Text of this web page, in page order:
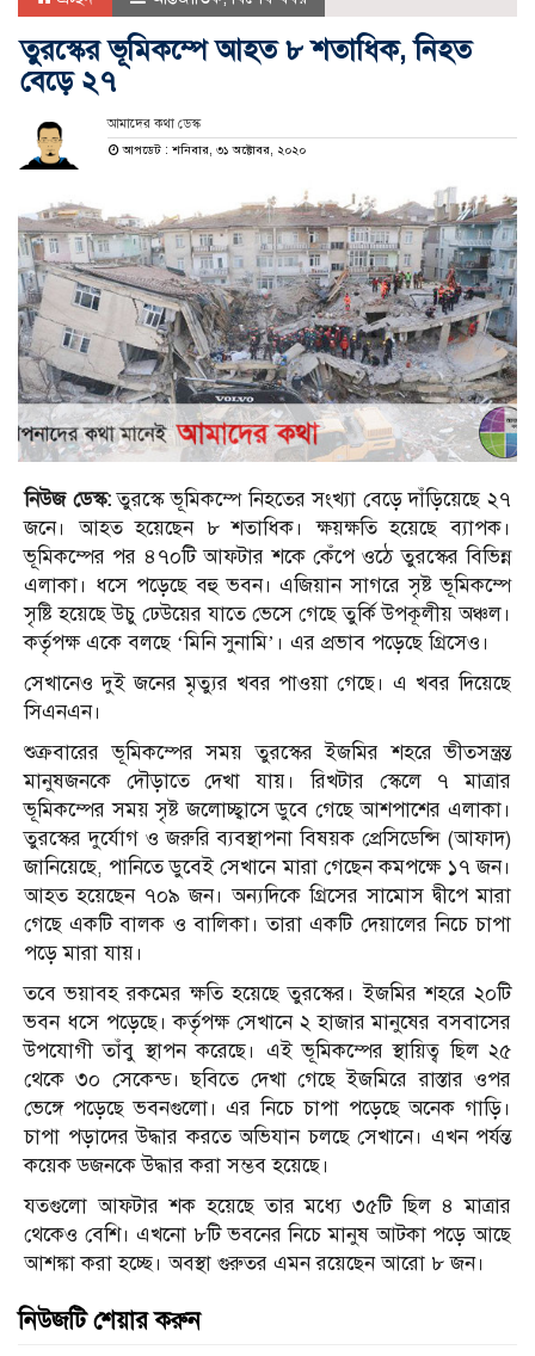
তুরস্কের ভূমিকম্পে আহত ৮ শতাধিক, নিহত
বেড়ে ২৭
আমাদের কথা ডেস্ক
আপডেট : শনিবার, ৩১ অক্টোবর, ২০২০
নিউজ ডেস্ক:তুরস্কে ভূমিকম্পে নিহতের সংখ্যা বেড়ে দাঁড়িয়েছে ২৭
জনে। আহত হয়েছেন ৮ শতাধিক। ক্ষয়ক্ষতি হয়েছে ব্যাপক।
ভূমিকম্পের পর ৪৭০টি আফটার শকে কেঁপে ওঠে তুরস্কের বিভিন্ন
এলাকা। ধসে পড়েছে বহু ভবন। এজিয়ান সাগরে সৃষ্ট ভূমিকম্পে
সৃষ্টি হয়েছে উচু ঢেউয়ের যাতে ভেসে গেছে তুর্কি উপকূলীয় অঞ্চল।
কর্তৃপক্ষ একে বলছে ‘মিনি সুনামি’। এর প্রভাব পড়েছে গ্রিসেও।
সেখানেও দুই জনের মৃত্যুর খবর পাওয়া গেছে। এ খবর দিয়েছে
সিএনএন।
শুক্রবারের ভূমিকম্পের সময় তুরস্কের ইজমির শহরে ভীতসন্ত্রন্ত
মানুষজনকে দৌড়াতে দেখা যায়। রিখটার স্কেলে ৭ মাত্রার
ভূমিকম্পের সময় সৃষ্ট জলোচ্ছ্বাসে ডুবে গেছে আশপাশের এলাকা।
তুরস্কের দুর্যোগ ও জরুরি ব্যবস্থাপনা বিষয়ক প্রেসিডেন্সি (আফাদ)
জানিয়েছে, পানিতে ডুবেই সেখানে মারা গেছেন কমপক্ষে ১৭ জন।
আহত হয়েছেন ৭০৯ জন। অন্যদিকে গ্রিসের সামোস দ্বীপে মারা
গেছে একটি বালক ও বালিকা। তারা একটি দেয়ালের নিচে চাপা
পড়ে মারা যায়।
তবে ভয়াবহ রকমের ক্ষতি হয়েছে তুরস্কের। ইজমির শহরে ২০টি
ভবন ধসে পড়েছে। কর্তৃপক্ষ সেখানে ২ হাজার মানুষের বসবাসের
উপযোগী তাঁবু স্থাপন করেছে। এই ভূমিকম্পের স্থায়িত্ব ছিল ২৫
থেকে ৩০ সেকেন্ড। ছবিতে দেখা গেছে ইজমিরে রাস্তার ওপর
ভেঙ্গে পড়েছে ভবনগুলো। এর নিচে চাপা পড়েছে অনেক গাড়ি।
চাপা পড়াদের উদ্ধার করতে অভিযান চলছে সেখানে। এখন পর্যন্ত
কয়েক ডজনকে উদ্ধার করা সম্ভব হয়েছে।
যতগুলো আফটার শক হয়েছে তার মধ্যে ৩৫টি ছিল ৪ মাত্রার
থেকেও বেশি। এখনো ৮টি ভবনের নিচে মানুষ আটকা পড়ে আছে
আশঙ্কা করা হচ্ছে। অবস্থা গুরুতর এমন রয়েছেন আরো ৮ জন।
নিউজটি শেয়ার করুন